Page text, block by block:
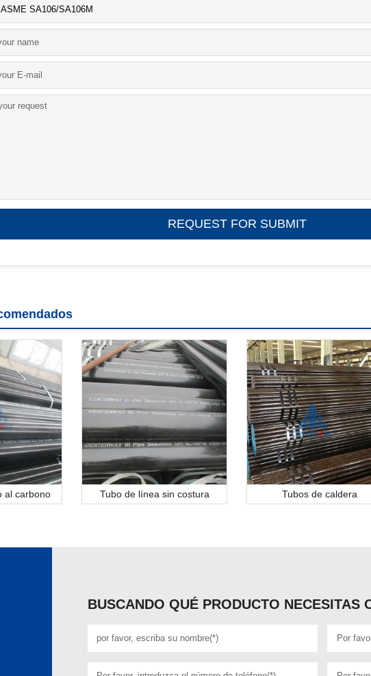
al carbono Tubo de línea sin costura Tubos de caldera
BUSCANDO QUÉ PRODUCTO NECESITAS